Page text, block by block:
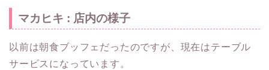
マカヒキ : 店内の様子
以前は朝食ブッフェだったのですが、現在はテーブル
サービスになっています。